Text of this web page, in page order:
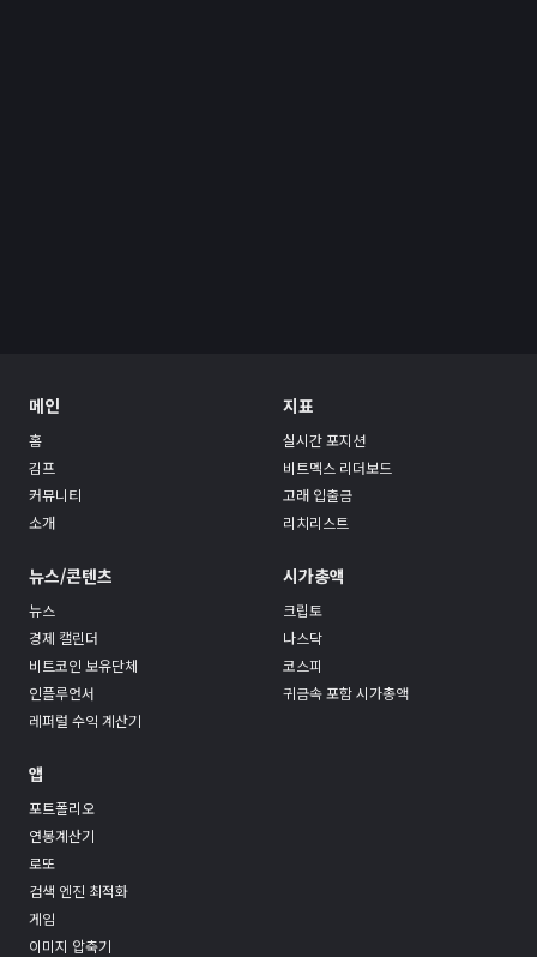
메인
홈
김프
커뮤니티
소개
지표
실시간 포지션
비트멕스 리더보드
고래 입출금
리치리스트
뉴스/콘텐츠
뉴스
경제 캘린더
비트코인 보유단체
인플루언서
레퍼럴 수익 계산기
시가총액
크립토
나스닥
코스피
귀금속 포함 시가총액
앱
포트폴리오
연봉계산기
로또
검색 엔진 최적화
게임
이미지 압축기